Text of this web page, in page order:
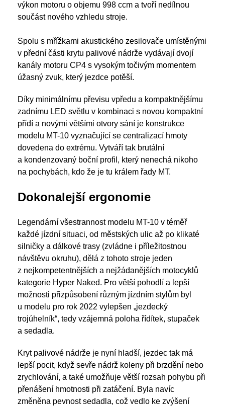
výkon motoru o objemu 998 ccm a tvoří nedílnou
součást nového vzhledu stroje.
Spolu s mřížkami akustického zesilovače umístěnými
v přední části krytu palivové nádrže vydávají dvojí
kanály motoru CP4 s vysokým točivým momentem
úžasný zvuk, který jezdce potěší.
Díky minimálnímu převisu vpředu a kompaktnějšímu
zadnímu LED světlu v kombinaci s novou kompaktní
přídí a novými většími otvory sání je konstrukce
modelu MT-10 vyznačující se centralizací hmoty
dovedena do extrému. Vytváří tak brutální
a kondenzovaný boční profil, který nenechá nikoho
na pochybách, kdo že je tu králem řady MT.
Dokonalejší ergonomie
Legendární všestrannost modelu MT-10 v téměř
každé jízdní situaci, od městských ulic až po klikaté
silničky a dálkové trasy (zvládne i příležitostnou
návštěvu okruhu), dělá z tohoto stroje jeden
z nejkompetentnějších a nejžádanějších motocyklů
kategorie Hyper Naked. Pro větší pohodlí a lepší
možnosti přizpůsobení různým jízdním stylům byl
u modelu pro rok 2022 vylepšen „jezdecký
trojúhelník“, tedy vzájemná poloha řídítek, stupaček
a sedadla.
Kryt palivové nádrže je nyní hladší, jezdec tak má
lepší pocit, když sevře nádrž koleny při brzdění nebo
zrychlování, a také umožňuje větší rozsah pohybu při
přenášení hmotnosti při zatáčení. Byla navíc
změněna pevnost sedadla, což vedlo ke zvýšení